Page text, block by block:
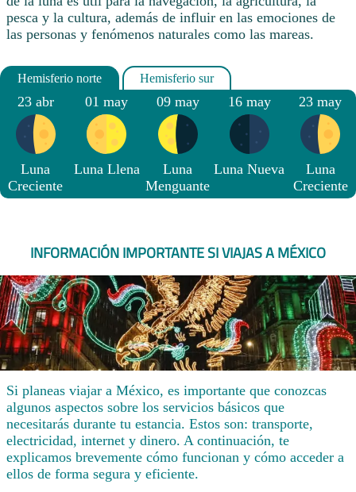
pesca y la cultura, además de influir en las emociones de
las personas y fenómenos naturales como las mareas.
23 abr
Luna
Creciente
01 may
Luna Llena
09 may
Luna
Menguante
16 may
Luna Nueva
23 may
Luna
Creciente
INFORMACIÓN IMPORTANTE SI VIAJAS A MÉXICO
Si planeas viajar a México, es importante que conozcas
algunos aspectos sobre los servicios básicos que
necesitarás durante tu estancia. Estos son: transporte,
electricidad, internet y dinero. A continuación, te
explicamos brevemente cómo funcionan y cómo acceder a
ellos de forma segura y eficiente.